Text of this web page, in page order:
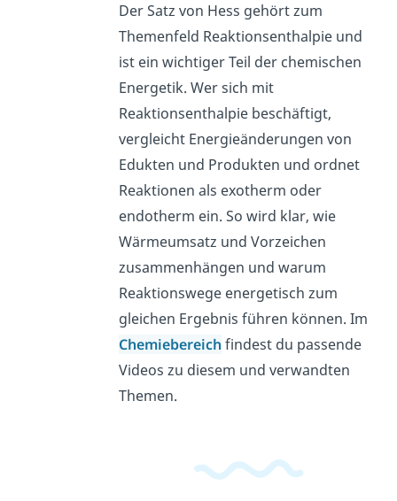
Der Satz von Hess gehört zum
Themenfeld Reaktionsenthalpie und
ist ein wichtiger Teil der chemischen
Energetik. Wer sich mit
Reaktionsenthalpie beschäftigt,
vergleicht Energieänderungen von
Edukten und Produkten und ordnet
Reaktionen als exotherm oder
endotherm ein. So wird klar, wie
Wärmeumsatz und Vorzeichen
zusammenhängen und warum
Reaktionswege energetisch zum
gleichen Ergebnis führen können. Im
Chemiebereich findest du passende
Videos zu diesem und verwandten
Themen.